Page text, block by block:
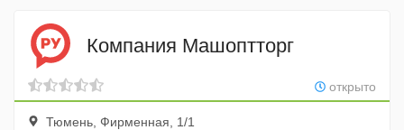
Компания Машоптторг
открыто
Тюмень, Фирменная, 1/1